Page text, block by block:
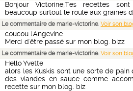
Bonjour Victorine,Tes recettes
beaucoup surtout le roulé aux graines
Le commentaire de marie-victorine. Voir son
coucou l'Angevine
Merci d'être passé sur mon blog. bizz
Le commentaire de marie-victorine. Voir son
Hello Yvette
alors les Kuskis sont une sorte de
des viandes en sauce comme
recette sur mon blog. biz